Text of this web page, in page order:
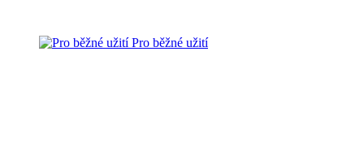
Pro běžné užití